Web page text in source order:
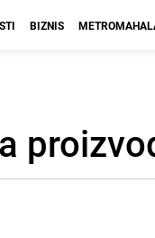
BIZNIS